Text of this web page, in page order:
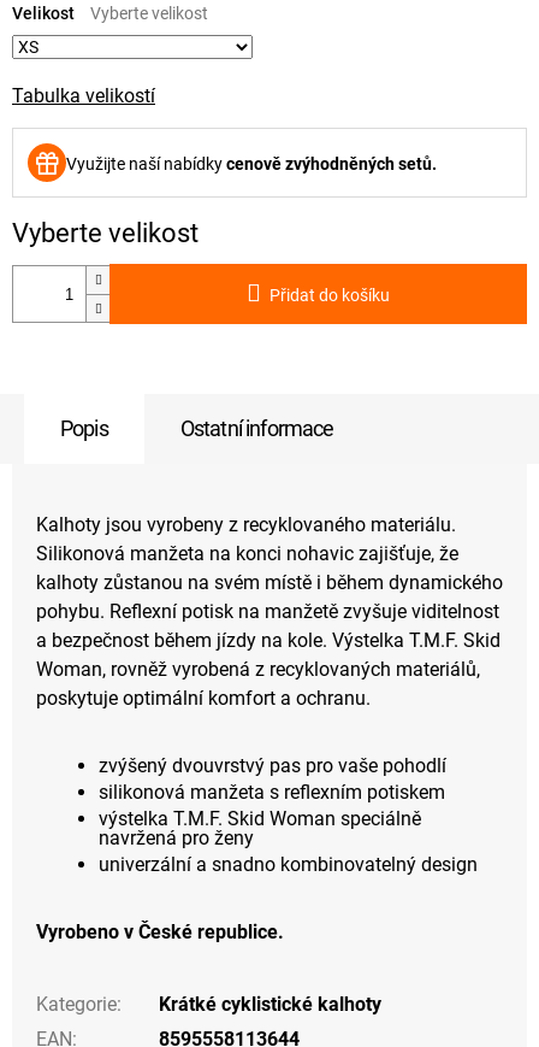
cena:
Tabulka velikostí
Velikost
Přidat do košíku
Využijte naší nabídkycenově zvýhodněných setů.
Popis Ostatní informace
Kalhoty jsou vyrobeny z recyklovaného materiálu.
Silikonová manžeta na konci nohavic zajišťuje, že
kalhoty zůstanou na svém místě i během dynamického
pohybu. Reflexní potisk na manžetě zvyšuje viditelnost
a bezpečnost během jízdy na kole. Výstelka T.M.F. Skid
Woman, rovněž vyrobená z recyklovaných materiálů,
poskytuje optimální komfort a ochranu.
zvýšený dvouvrstvý pas pro vaše pohodlí
silikonová manžeta s reflexním potiskem
výstelka T.M.F. Skid Woman speciálně
navržená pro ženy
univerzální a snadno kombinovatelný design
Vyrobeno v České republice.
Kategorie:
Krátké cyklistické kalhoty
EAN: 8595558113644